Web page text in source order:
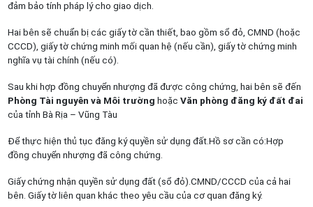
đảm bảo tính pháp lý cho giao dịch.
Hai bên sẽ chuẩn bị các giấy tờ cần thiết, bao gồm sổ đỏ, CMND (hoặc
CCCD), giấy tờ chứng minh mối quan hệ (nếu cần), giấy tờ chứng minh
nghĩa vụ tài chính (nếu có).
Sau khi hợp đồng chuyển nhượng đã được công chứng, hai bên sẽ đến
Phòng Tài nguyên và Môi trường hoặc Văn phòng đăng ký đất đai
của tỉnh Bà Rịa – Vũng Tàu
Để thực hiện thủ tục đăng ký quyền sử dụng đất.Hồ sơ cần có:Hợp
đồng chuyển nhượng đã công chứng.
Giấy chứng nhận quyền sử dụng đất (sổ đỏ).CMND/CCCD của cả hai
bên. Giấy tờ liên quan khác theo yêu cầu của cơ quan đăng ký.